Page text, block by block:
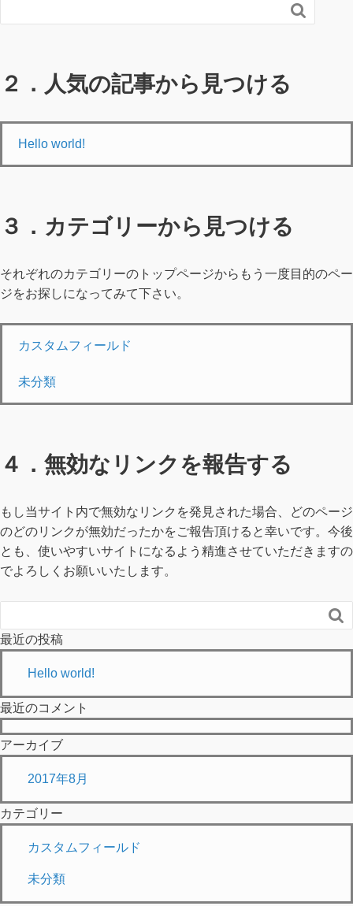

２．人気の記事から見つける
Hello world!
３．カテゴリーから見つける
それぞれのカテゴリーのトップページからもう一度目的のペー
ジをお探しになってみて下さい。
カスタムフィールド
未分類
４．無効なリンクを報告する
もし当サイト内で無効なリンクを発見された場合、どのページ
のどのリンクが無効だったかをご報告頂けると幸いです。今後
とも、使いやすいサイトになるよう精進させていただきますの
でよろしくお願いいたします。

最近の投稿
Hello world!
最近のコメント
アーカイブ
2017年8月
カテゴリー
カスタムフィールド
未分類